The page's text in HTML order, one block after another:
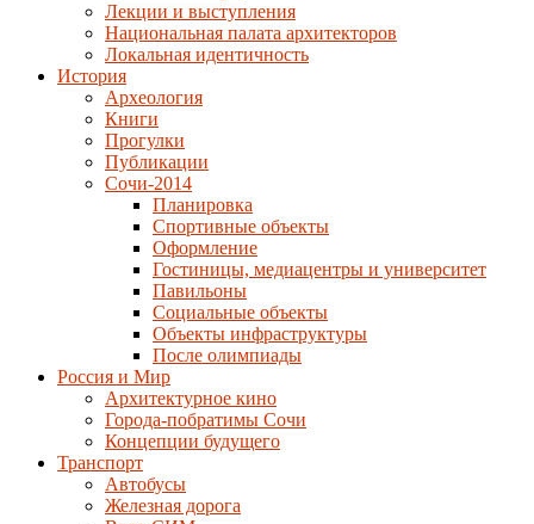
Лекции и выступления
Национальная палата архитекторов
Локальная идентичность
История
Археология
Книги
Прогулки
Публикации
Сочи-2014
Планировка
Спортивные объекты
Оформление
Гостиницы, медиацентры и университет
Павильоны
Социальные объекты
Объекты инфраструктуры
После олимпиады
Россия и Мир
Архитектурное кино
Города-побратимы Сочи
Концепции будущего
Транспорт
Автобусы
Железная дорога